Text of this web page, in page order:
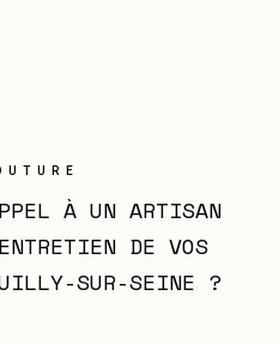
À UN ARTISAN
DE VOS
SUR-SEINE ?